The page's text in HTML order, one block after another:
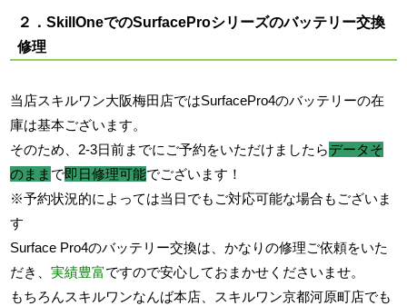
２．SkillOneでのSurfaceProシリーズのバッテリー交換
修理
当店スキルワン大阪梅田店ではSurfacePro4のバッテリーの在
庫は基本ございます。
そのため、2-3日前までにご予約をいただけましたらデータそ
のまま で即日修理可能でございます！
※予約状況的によっては当日でもご対応可能な場合もございま
す
Surface Pro4のバッテリー交換は、かなりの修理ご依頼をいた
だき、実績豊富ですので安心しておまかせくださいませ。
もちろんスキルワンなんば本店、スキルワン京都河原町店でも